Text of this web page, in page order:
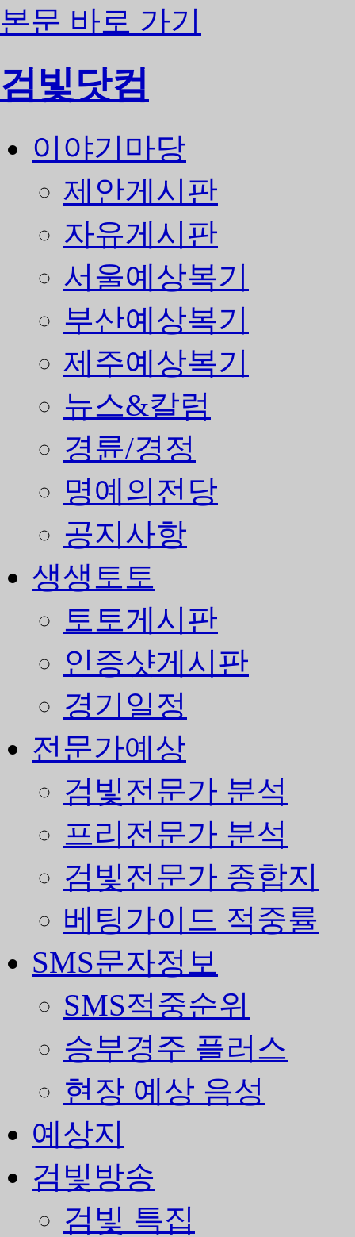
본문 바로 가기
검빛닷컴
이야기마당
제안게시판
자유게시판
서울예상복기
부산예상복기
제주예상복기
뉴스&칼럼
경륜/경정
명예의전당
공지사항
생생토토
토토게시판
인증샷게시판
경기일정
전문가예상
검빛전문가 분석
프리전문가 분석
검빛전문가 종합지
베팅가이드 적중률
SMS문자정보
SMS적중순위
승부경주 플러스
현장 예상 음성
예상지
검빛방송
검빛 특집